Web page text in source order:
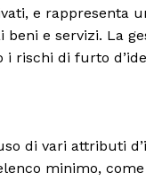
e rappresenta
e servizi. La
rischi di furto
di vari attributi
minimo,